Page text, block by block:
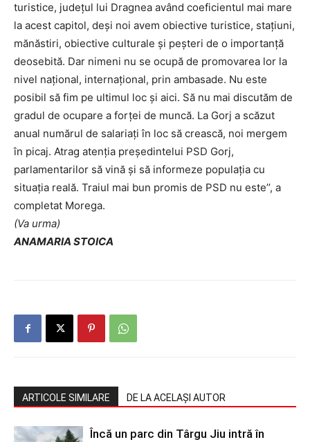
turistice, județul lui Dragnea având coeficientul mai mare
la acest capitol, deși noi avem obiective turistice, stațiuni,
mănăstiri, obiective culturale și peșteri de o importanță
deosebită. Dar nimeni nu se ocupă de promovarea lor la
nivel național, internațional, prin ambasade. Nu este
posibil să fim pe ultimul loc și aici. Să nu mai discutăm de
gradul de ocupare a forței de muncă. La Gorj a scăzut
anual numărul de salariați în loc să crească, noi mergem
în picaj. Atrag atenția președintelui PSD Gorj,
parlamentarilor să vină și să informeze populația cu
situația reală. Traiul mai bun promis de PSD nu este’’, a
completat Morega.
(Va urma)
ANAMARIA STOICA
ARTICOLE SIMILARE DE LA ACELAȘI AUTOR
Încă un parc din Târgu Jiu intră în